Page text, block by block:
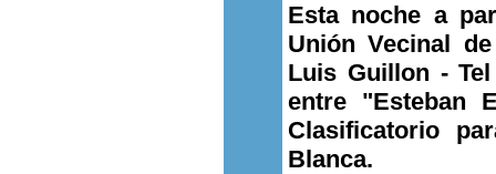
Esta noche a
Unión Vecinal
Luis Guillon -
entre "Esteban
Clasificatorio
Blanca.